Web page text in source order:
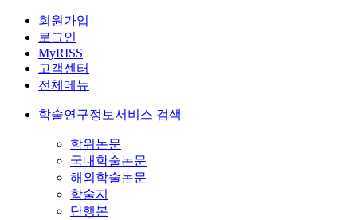
회원가입
로그인
MyRISS
고객센터
전체메뉴
학술연구정보서비스 검색
학위논문
국내학술논문
해외학술논문
학술지
단행본